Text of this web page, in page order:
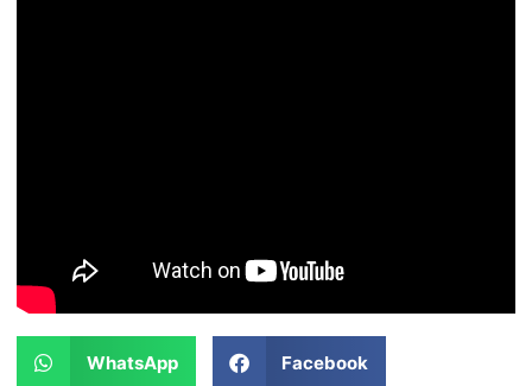
WhatsApp Facebook